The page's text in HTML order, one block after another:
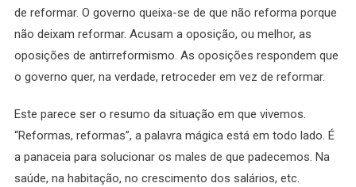
Reformista
de reformar. O governo queixa-se de que não reforma porque
não deixam reformar. Acusam a oposição, ou melhor, as
oposições de antirreformismo. As oposições respondem que
o governo quer, na verdade, retroceder em vez de reformar.
Este parece ser o resumo da situação em que vivemos.
“Reformas, reformas”, a palavra mágica está em todo lado. É
a panaceia para solucionar os males de que padecemos. Na
saúde, na habitação, no crescimento dos salários, etc.